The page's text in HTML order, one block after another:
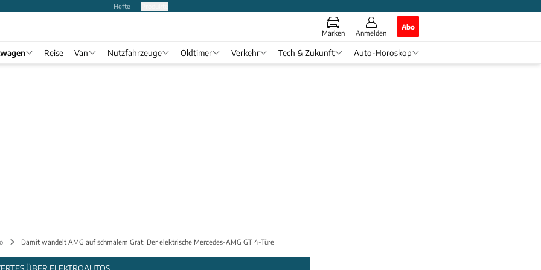
Hefte
Marken Anmelden
Abo
Reise Van Nutzfahrzeuge Oldtimer Verkehr Tech & Zukunft Auto-Horoskop
Damit wandelt AMG auf schmalem Grat: Der elektrische Mercedes-AMG GT 4-Türer
ÜBER ELEKTROAUTOS